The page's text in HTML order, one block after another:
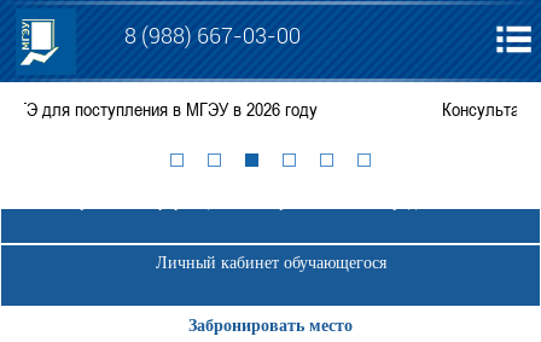
8 (988) 667-03-00
Консультации по вопросам поступления в АНО ВО МГЭУ
Личный кабинет обучающегося
Забронировать место